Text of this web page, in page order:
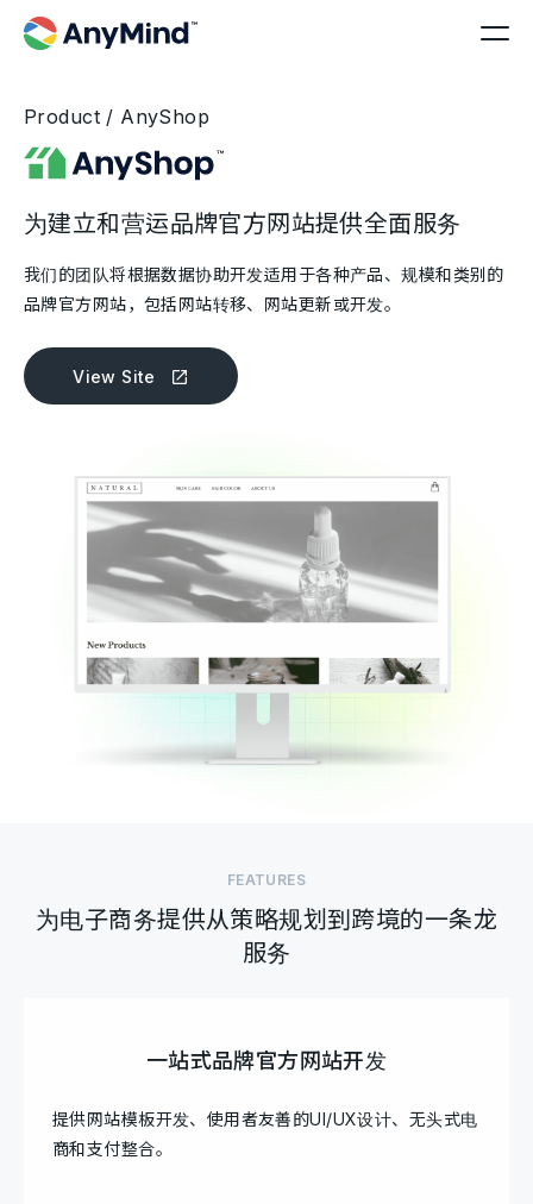
Product / AnyShop
为建立和营运品牌官方网站提供全面服务
我们的团队将根据数据协助开发适用于各种产品、规模和类别的
品牌官方网站，包括网站转移、网站更新或开发。
View Site
FEATURES
为电子商务提供从策略规划到跨境的一条龙
服务
一站式品牌官方网站开发
提供网站模板开发、使用者友善的UI/UX设计、无头式电
商和支付整合。